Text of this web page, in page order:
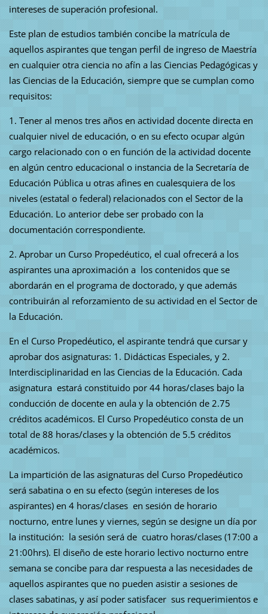
intereses de superación profesional.
Este plan de estudios también concibe la matrícula de
aquellos aspirantes que tengan perfil de ingreso de Maestría
en cualquier otra ciencia no afín a las Ciencias Pedagógicas y
las Ciencias de la Educación, siempre que se cumplan como
requisitos:
1. Tener al menos tres años en actividad docente directa en
cualquier nivel de educación, o en su efecto ocupar algún
cargo relacionado con o en función de la actividad docente
en algún centro educacional o instancia de la Secretaría de
Educación Pública u otras afines en cualesquiera de los
niveles (estatal o federal) relacionados con el Sector de la
Educación. Lo anterior debe ser probado con la
documentación correspondiente.
2. Aprobar un Curso Propedéutico, el cual ofrecerá a los
aspirantes una aproximación a los contenidos que se
abordarán en el programa de doctorado, y que además
contribuirán al reforzamiento de su actividad en el Sector de
la Educación.
En el Curso Propedéutico, el aspirante tendrá que cursar y
aprobar dos asignaturas: 1. Didácticas Especiales, y 2.
Interdisciplinaridad en las Ciencias de la Educación. Cada
asignatura estará constituido por 44 horas/clases bajo la
conducción de docente en aula y la obtención de 2.75
créditos académicos. El Curso Propedéutico consta de un
total de 88 horas/clases y la obtención de 5.5 créditos
académicos.
La impartición de las asignaturas del Curso Propedéutico
será sabatina o en su efecto (según intereses de los
aspirantes) en 4 horas/clases en sesión de horario
nocturno, entre lunes y viernes, según se designe un día por
la institución: la sesión será de cuatro horas/clases (17:00 a
21:00hrs). El diseño de este horario lectivo nocturno entre
semana se concibe para dar respuesta a las necesidades de
aquellos aspirantes que no pueden asistir a sesiones de
clases sabatinas, y así poder satisfacer sus requerimientos e